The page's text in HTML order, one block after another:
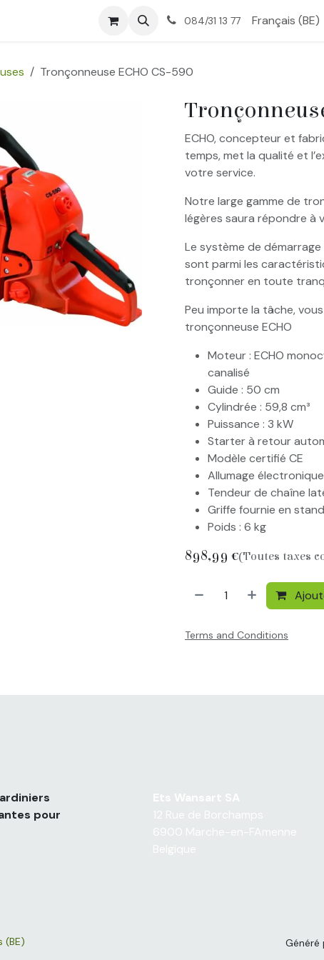
À propos Contactez-nous
084/31 13 77 Français (BE)
Tronçonneuse ECHO CS-590
ECHO, concepteur et
temps, met la qualité et
votre service.
Notre large gamme de
légères saura répondre à
Le système de
sont parmi les
tronçonner en toute
Peu importe la tâche,
tronçonneuse ECHO
Moteur : ECHO
canalisé
Guide : 50 cm
Cylindrée : 59,8 cm³
Puissance : 3 kW
Starter à retour
Modèle certifié CE
Allumage
Tendeur de chaîne
Griffe fournie en
Poids : 6 kg
898,99 €(Toutes taxes
Terms and Conditions
pour
(BE) Généré